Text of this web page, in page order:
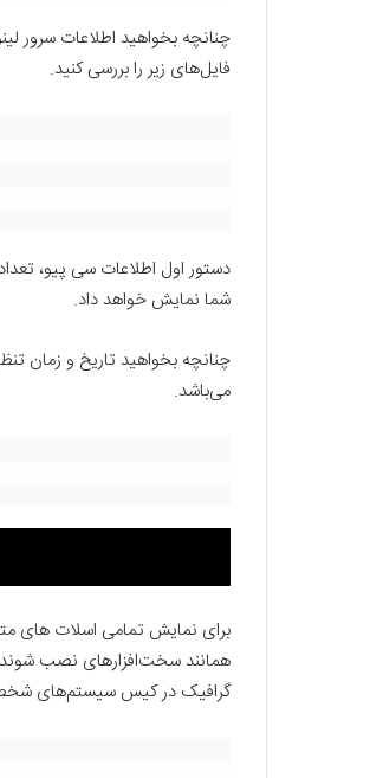
چنانچه بخواهید اطلاعات سرور
فایل‌های زیر را بررسی کنید.
شما نمایش خواهد داد.
می‌باشد.
برای نمایش تمامی اسلات های
همانند سخت‌افزارهای نصب
گرافیک در کیس سیستم‌های